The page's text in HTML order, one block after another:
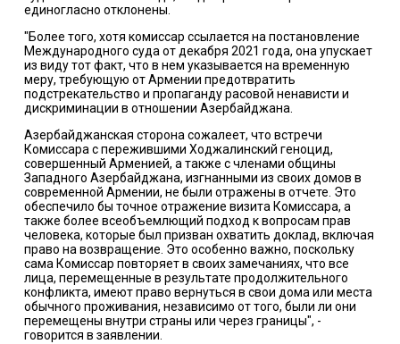
единогласно отклонены.
"Более того, хотя комиссар ссылается на постановление
Международного суда от декабря 2021 года, она упускает
из виду тот факт, что в нем указывается на временную
меру, требующую от Армении предотвратить
подстрекательство и пропаганду расовой ненависти и
дискриминации в отношении Азербайджана.
Азербайджанская сторона сожалеет, что встречи
Комиссара с пережившими Ходжалинский геноцид,
совершенный Арменией, а также с членами общины
Западного Азербайджана, изгнанными из своих домов в
современной Армении, не были отражены в отчете. Это
обеспечило бы точное отражение визита Комиссара, а
также более всеобъемлющий подход к вопросам прав
человека, которые был призван охватить доклад, включая
право на возвращение. Это особенно важно, поскольку
сама Комиссар повторяет в своих замечаниях, что все
лица, перемещенные в результате продолжительного
конфликта, имеют право вернуться в свои дома или места
обычного проживания, независимо от того, были ли они
перемещены внутри страны или через границы", -
говорится в заявлении.